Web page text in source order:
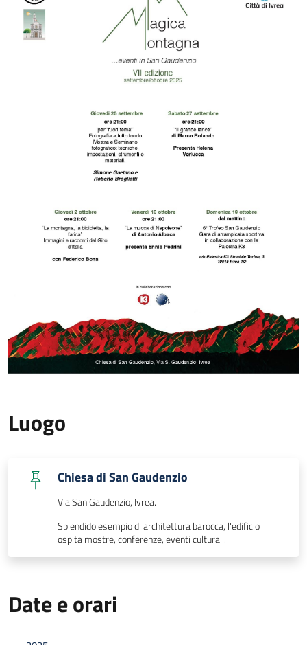
Luogo
Chiesa di San Gaudenzio
Via San Gaudenzio, Ivrea.
Splendido esempio di architettura barocca, l'edificio
ospita mostre, conferenze, eventi culturali.
Date e orari